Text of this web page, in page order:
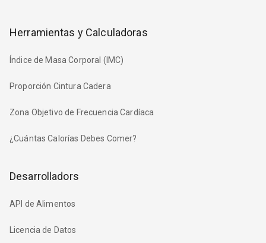
Herramientas y Calculadoras
Índice de Masa Corporal (IMC)
Proporción Cintura Cadera
Zona Objetivo de Frecuencia Cardíaca
¿Cuántas Calorías Debes Comer?
Desarrolladors
API de Alimentos
Licencia de Datos